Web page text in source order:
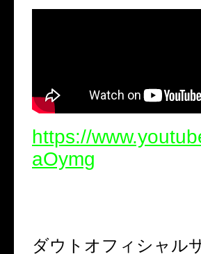
https://
aOymg
ダウトオフィシャル